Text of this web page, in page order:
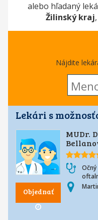
alebo hľadaný
Žilinský kraj,
Nájdite
Lekári s
Objednať
MUDr.